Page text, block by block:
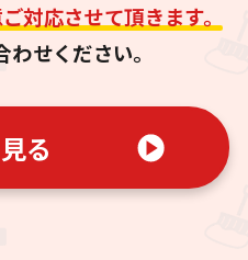
対応させて頂きます。
せください。
る